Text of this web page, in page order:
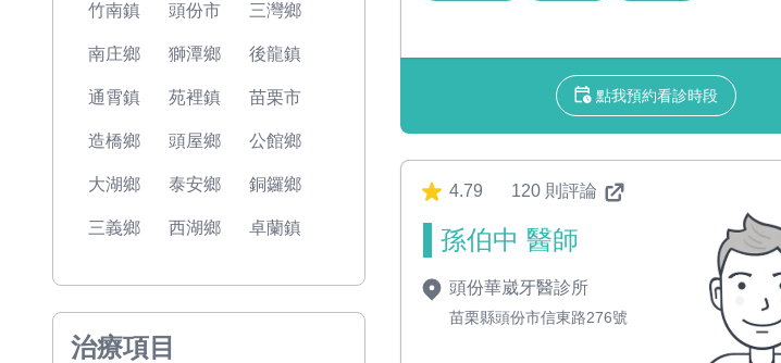
竹南鎮 頭份市 三灣鄉
南庄鄉 獅潭鄉 後龍鎮
通霄鎮 苑裡鎮 苗栗市
造橋鄉 頭屋鄉 公館鄉
大湖鄉 泰安鄉 銅鑼鄉
三義鄉 西湖鄉 卓蘭鎮
治療項目
點我預約看診時段
4.79 120 則評論
孫伯中 醫師
頭份華崴牙醫診所
苗栗縣頭份市信東路276號